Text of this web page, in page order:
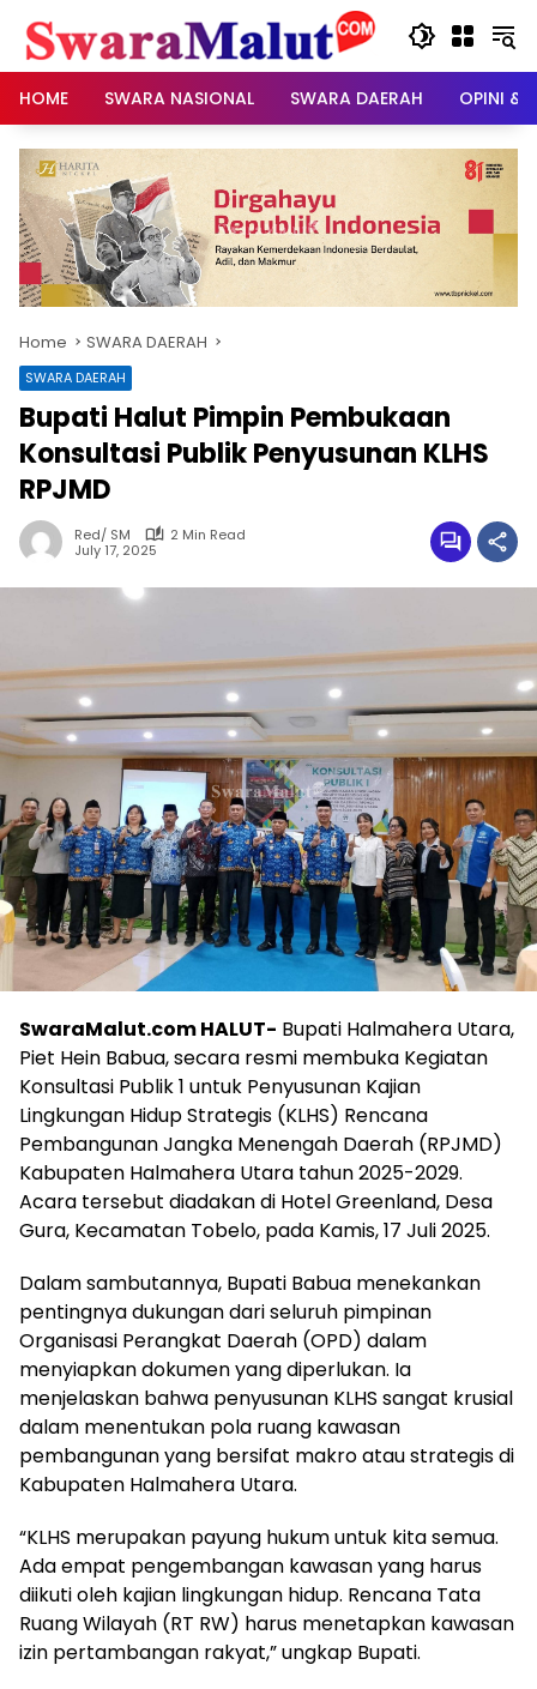
content
HOME
SWARA NASIONAL SWARA DAERAH OPINI &
Home SWARA DAERAH
SWARA DAERAH
Bupati Halut Pimpin Pembukaan
Konsultasi Publik Penyusunan KLHS
RPJMD
Red/ SM
2 Min Read
July 17, 2025
SwaraMalut.com HALUT- Bupati Halmahera Utara,
Piet Hein Babua, secara resmi membuka Kegiatan
Konsultasi Publik 1 untuk Penyusunan Kajian
Lingkungan Hidup Strategis (KLHS) Rencana
Pembangunan Jangka Menengah Daerah (RPJMD)
Kabupaten Halmahera Utara tahun 2025-2029.
Acara tersebut diadakan di Hotel Greenland, Desa
Gura, Kecamatan Tobelo, pada Kamis, 17 Juli 2025.
Dalam sambutannya, Bupati Babua menekankan
pentingnya dukungan dari seluruh pimpinan
Organisasi Perangkat Daerah (OPD) dalam
menyiapkan dokumen yang diperlukan. Ia
menjelaskan bahwa penyusunan KLHS sangat krusial
dalam menentukan pola ruang kawasan
pembangunan yang bersifat makro atau strategis di
Kabupaten Halmahera Utara.
“KLHS merupakan payung hukum untuk kita semua.
Ada empat pengembangan kawasan yang harus
diikuti oleh kajian lingkungan hidup. Rencana Tata
Ruang Wilayah (RT RW) harus menetapkan kawasan
izin pertambangan rakyat,” ungkap Bupati.